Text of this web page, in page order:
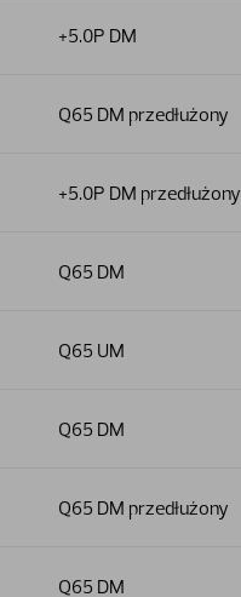
+5.0P DM
Q65 DM przedłużony
+5.0P DM przedłużony
Q65 DM
Q65 UM
Q65 DM
Q65 DM przedłużony
Q65 DM